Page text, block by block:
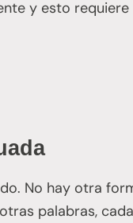
y esto requiere
No hay otra
palabras,